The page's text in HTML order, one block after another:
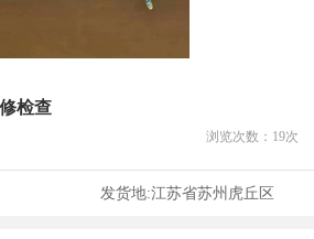
检查
浏览次数： 19次
发货地:江苏省苏州虎丘区